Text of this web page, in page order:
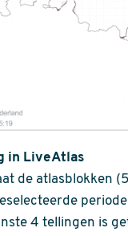
in LiveAtlas
de atlasblokken
4 tellingen is